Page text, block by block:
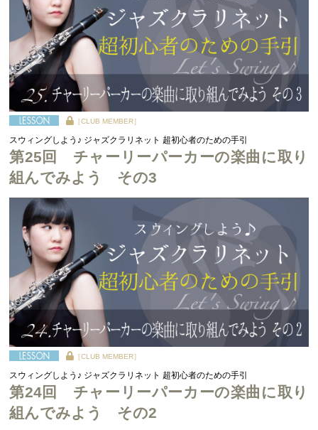
［CLUB MEMBER］
スウィングしよう♪ ジャズクラリネット 超初心者のための手引
第25回 チャーリーパーカーの楽曲に取り
組んでみよう その3
［CLUB MEMBER］
スウィングしよう♪ ジャズクラリネット 超初心者のための手引
第24回 チャーリーパーカーの楽曲に取り
組んでみよう その2